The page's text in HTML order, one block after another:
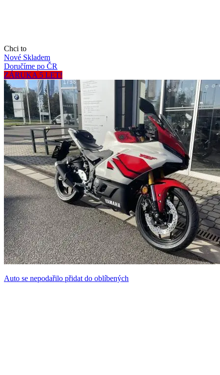
Chci to
Nové Skladem
Doručíme po ČR
ZÁRUKA 5 LET!
Auto se nepodařilo přidat do oblíbených